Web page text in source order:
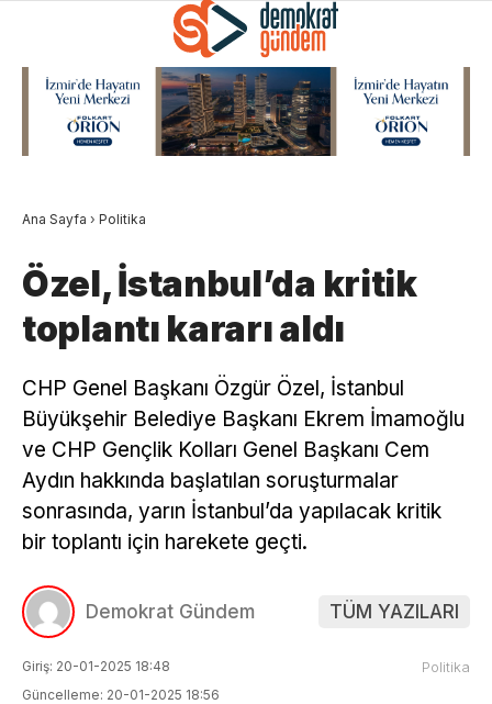
Ana Sayfa › Politika
Özel, İstanbul’da kritik
toplantı kararı aldı
CHP Genel Başkanı Özgür Özel, İstanbul
Büyükşehir Belediye Başkanı Ekrem İmamoğlu
ve CHP Gençlik Kolları Genel Başkanı Cem
Aydın hakkında başlatılan soruşturmalar
sonrasında, yarın İstanbul’da yapılacak kritik
bir toplantı için harekete geçti.
Demokrat Gündem TÜM YAZILARI
Giriş: 20-01-2025 18:48
Güncelleme: 20-01-2025 18:56
Politika